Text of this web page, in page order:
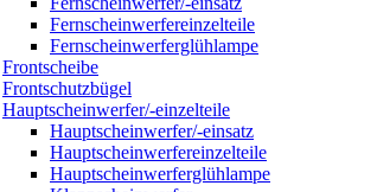
Fernscheinwerfereinzelteile
Fernscheinwerferglühlampe
Frontscheibe
Frontschutzbügel
Hauptscheinwerfer/-einzelteile
Hauptscheinwerfer/-einsatz
Hauptscheinwerfereinzelteile
Hauptscheinwerferglühlampe